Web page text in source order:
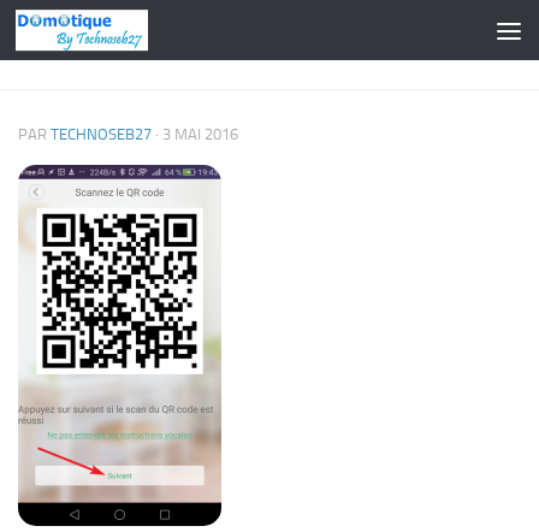
Skip to content
PAR TECHNOSEB27 · 3 MAI 2016